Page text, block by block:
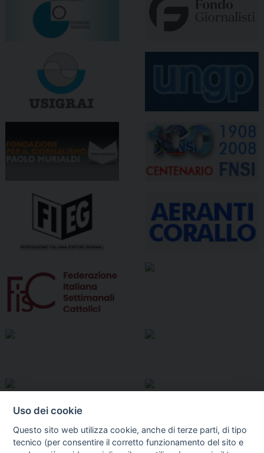
Uso dei cookie
Questo sito web utilizza cookie, anche di terze parti, di tipo
tecnico (per consentire il corretto funzionamento del sito e